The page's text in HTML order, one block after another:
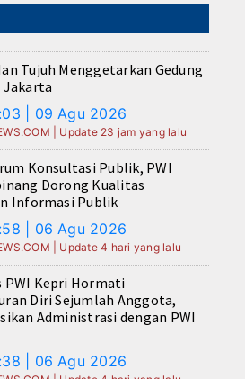
Tujuh Menggetarkan Gedung
Jakarta
| 09 Agu 2026
| Update 23 jam yang lalu
Konsultasi Publik, PWI
Dorong Kualitas
Informasi Publik
| 06 Agu 2026
| Update 4 hari yang lalu
PWI Kepri Hormati
Diri Sejumlah Anggota,
Administrasi dengan PWI
| 06 Agu 2026